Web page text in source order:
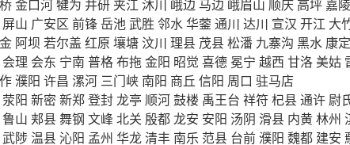
金口河犍为 井研 夹江 沐川 峨边 马边 峨眉山 顺庆 高坪 嘉陵
屏山 广安区 前锋岳池武胜 邻水华蓥 通川 达川 宣汉 开江 大
阿坝 若尔盖 红原 壤塘 汶川 理县 茂县松潘 九寨沟 黑水 康定
会理 会东 宁南 普格布拖金阳 昭觉 喜德 冕宁 越西 甘洛 美姑
濮阳 许昌 漯河 三门峡 南阳 商丘 信阳 周口 驻马店
荥阳 新密 新郑登封龙亭 顺河鼓楼 禹王台 祥符 杞县通许 尉
鲁山 郏县舞钢 文峰 北关 殷都龙安 安阳 汤阴 滑县 内黄林州
武陟 温县沁阳 孟州 华龙清丰 南乐 范县 台前濮阳 魏都 建安